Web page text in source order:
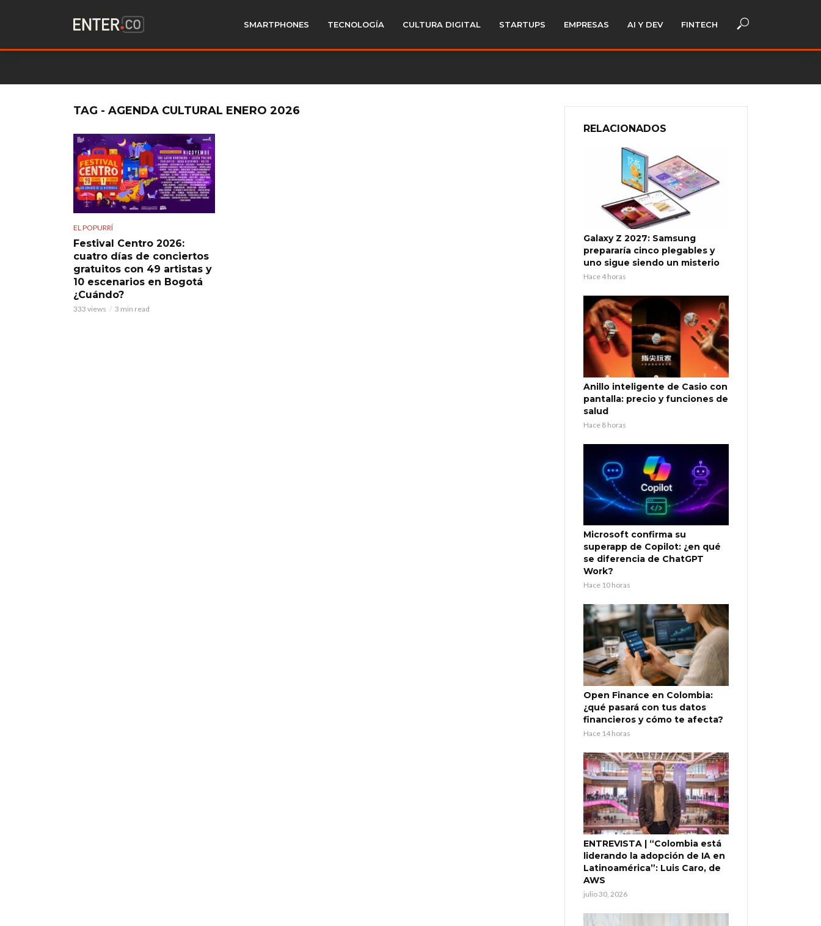
SMARTPHONES TECNOLOGÍA CULTURA DIGITAL STARTUPS EMPRESAS AI Y DEV FINTECH
TAG - AGENDA CULTURAL ENERO 2026
EL POPURRÍ
Festival Centro 2026:
cuatro días de conciertos
gratuitos con 49 artistas y
10 escenarios en Bogotá
¿Cuándo?
333 views 3 min read
RELACIONADOS
Galaxy Z 2027: Samsung
prepararía cinco plegables y
uno sigue siendo un misterio
Hace 4 horas
Anillo inteligente de Casio con
pantalla: precio y funciones de
salud
Hace 8 horas
Microsoft confirma su
superapp de Copilot: ¿en qué
se diferencia de ChatGPT
Work?
Hace 10 horas
Open Finance en Colombia:
¿qué pasará con tus datos
financieros y cómo te afecta?
Hace 14 horas
ENTREVISTA | “Colombia está
liderando la adopción de IA en
Latinoamérica”: Luis Caro, de
AWS
julio 30, 2026